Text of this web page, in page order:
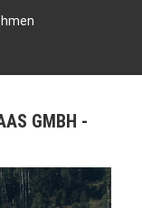
GMBH